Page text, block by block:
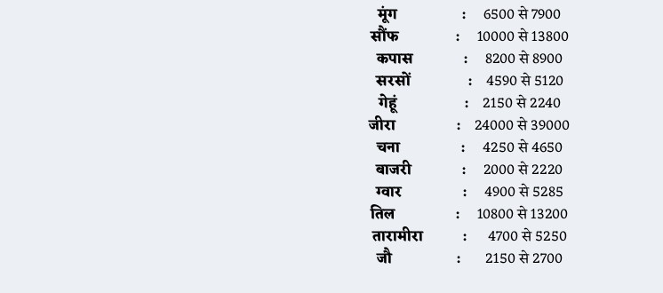
मूंग :
6500 से 7900
सौंफ : 10000 से 13800
कपास :
8200 से 8900
सरसों : 4590 से 5120
गेहूं : 2150 से 2240
जीरा :24000 से 39000
चना : 4250 से 4650
बाजरी :
2000 से 2220
ग्वार :
4900 से 5285
तिल :
10800 से 13200
तारामीरा :
4700 से 5250
जौ :
2150 से 2700